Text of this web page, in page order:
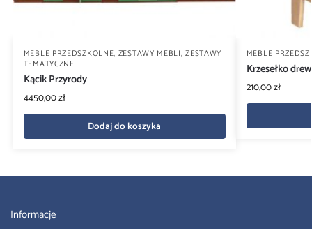
MEBLE PRZEDSZKOLNE, ZESTAWY MEBLI,ZESTAWY
TEMATYCZNE
Kącik Przyrody
4450,00zł
Dodaj do koszyka
MEBLE
Krzesełko
210,00zł
Informacje